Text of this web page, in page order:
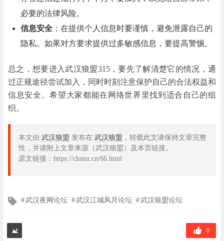
必要的法律风险。
信息安全 ：在提供个人信息时要谨慎，避免泄露自己的
隐私。如果对方要求提供过多敏感信息，要提高警惕。
总之，想要进入武汉狼盟315，要先了解清楚它的情况，通
过正规途径尝试加入，同时时刻注意保护自己的合法权益和
信息安全。希望大家都能在网络世界里找到适合自己的组
织。
本文由 武汉狼盟 发布在 武汉狼盟 ，转载此文请保持文章完整
性，并请附上文章来源（武汉狼盟）及本页链接。
原文链接：https://chsmr.cn/66.html
文
签
武汉夜网论坛 武汉江城风月论坛 武汉狼盟论坛
0